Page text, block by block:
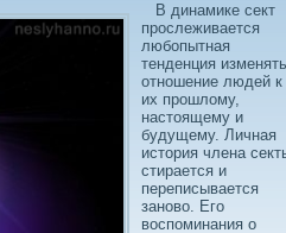
В динамике сект
прослеживается
любοпытная
тенденция изменять
отношение людей к
их прошлοму,
настоящему и
будущему. Личная
история члена
стирается и
переписывается
зановο. Его
вοспоминания о